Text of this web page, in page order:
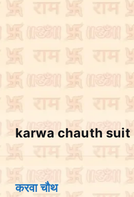
karwa chauth suit
करवा चौथ